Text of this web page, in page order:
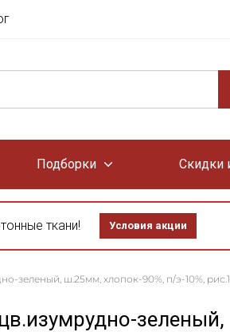
Подборки Скидки
ткани! Условия акции
зеленый, ш.25мм, хлопок-90%, п/э-10%,